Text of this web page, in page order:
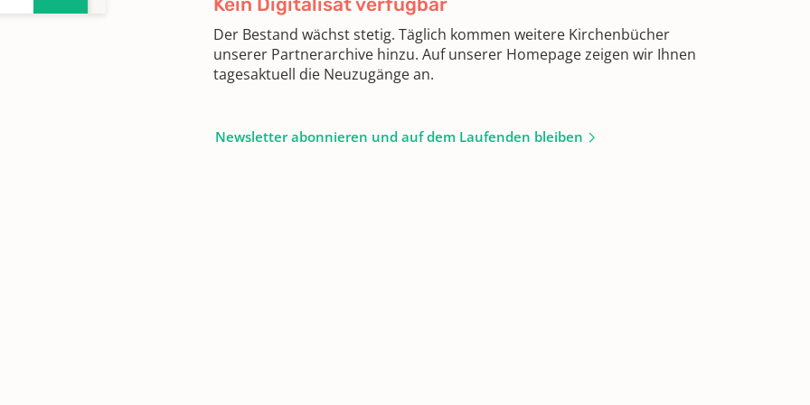
Der Bestand wächst stetig. Täglich kommen weitere Kirchenbücher
unserer Partnerarchive hinzu. Auf unserer Homepage zeigen wir Ihnen
tagesaktuell die Neuzugänge an.
Newsletter abonnieren und auf dem Laufenden bleiben